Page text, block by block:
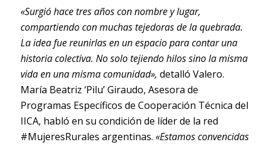
«Surgió hace tres años con nombre y lugar,
compartiendo con muchas tejedoras de la quebrada.
La idea fue reunirlas en un espacio para contar una
historia colectiva. No solo tejiendo hilos sino la misma
vida en una misma comunidad», detalló Valero.
María Beatriz ‘Pilu’ Giraudo, Asesora de
Programas Específicos de Cooperación Técnica del
IICA, habló en su condición de líder de la red
#MujeresRurales argentinas. «Estamos convencidas